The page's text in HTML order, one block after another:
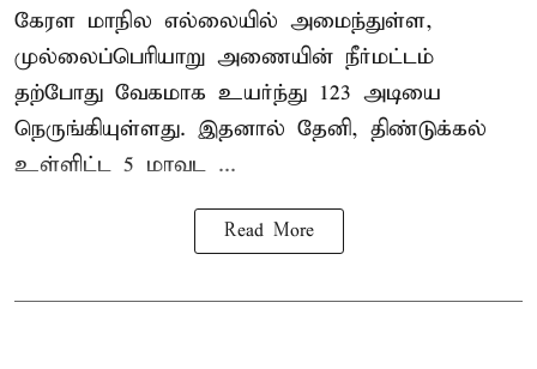
கேரள மாநில எல்லையில் அமைந்துள்ள,
முல்லைப்பெரியாறு அணையின் நீர்மட்டம்
தற்போது வேகமாக உயர்ந்து 123 அடியை
நெருங்கியுள்ளது. இதனால் தேனி, திண்டுக்கல்
உள்ளிட்ட 5 மாவட ...
Read More